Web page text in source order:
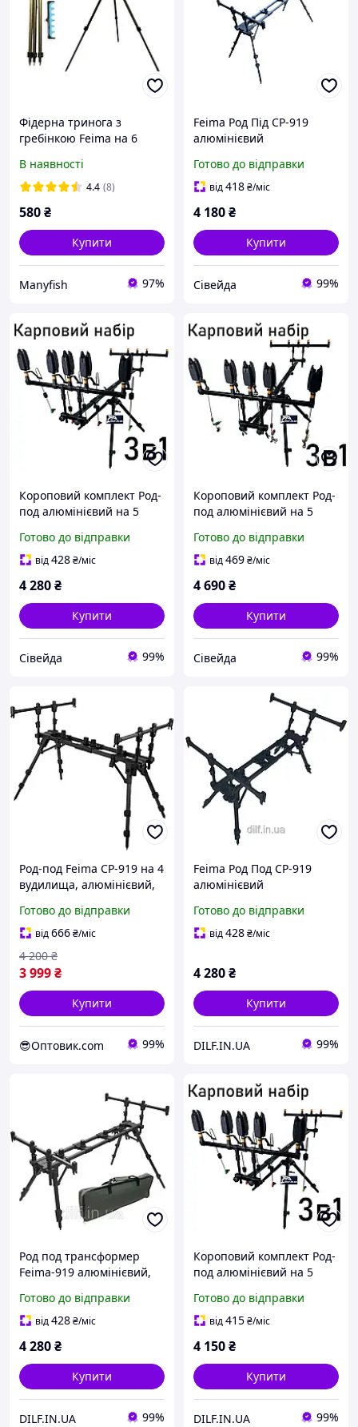
Фідерна тринога з
гребінкою Feima на 6
В наявності
4.4 (8)
580₴
Купити
Manyfish 97%
Feima Род Під CP-919
алюмінієвий
вудлища
Готово до відправки
від418₴/міс
4 180₴
Купити
Сівейда 99%
Короповий комплект Род-
под алюмінієвий на 5
+ свінгери на штанзі
Готово до відправки
від428₴/міс
4 280₴
Купити
Сівейда 99%
Короповий комплект Род-
под алюмінієвий на 5
+ свінгери на штанзі з
підклюенням
Готово до відправки
від469₴/міс
4 690₴
Купити
Сівейда 99%
Род-под Feima CP-919 на 4
вудилища, алюмінієвий,
Готово до відправки
від666₴/міс
3 999₴
4 200 ₴
Купити
😎Оптовик.com 99%
Feima Род Под CP-919
алюмінієвий
вудлища
Готово до відправки
від428₴/міс
4 280₴
Купити
DILF.IN.UA 99%
Род под трансформер
Feima-919 алюмінієвий,
Готово до відправки
від428₴/міс
4 280₴
Купити
DILF.IN.UA 99%
Короповий комплект Род-
под алюмінієвий на 5
+ свінгери на штанзі
Готово до відправки
від415₴/міс
4 150₴
Купити
DILF.IN.UA 99%